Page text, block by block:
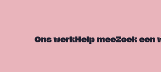
Ons werkHelp meeZoek een